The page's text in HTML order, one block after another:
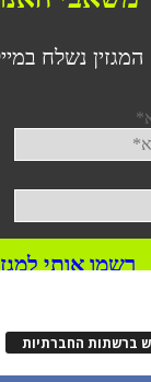
ברשתות החברתיות